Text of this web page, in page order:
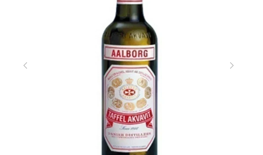
TOUT L’ASSORTIMENT
BIÈRES
BOISSONS SANS ALCOOL